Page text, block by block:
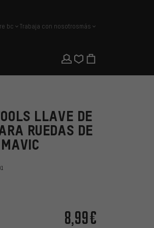
bc Trabaja con nosotrosmás
LLAVE DE
RUEDAS DE
8,99€